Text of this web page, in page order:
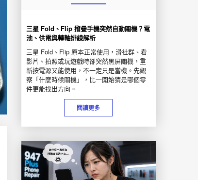
三星 Fold、Flip 摺疊手機突然自動關機？電
池、供電與轉軸排線解析
三星 Fold、Flip 原本正常使用，滑社群、看
影片、拍照或玩遊戲時卻突然黑屏關機，重
新按電源又能使用，不一定只是當機。先觀
察「什麼時候關機」，比一開始猜是哪個零
件更能找出方向。
閱讀更多